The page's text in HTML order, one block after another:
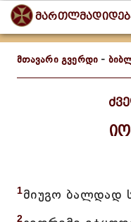
მთავარი გვერდი -
1მიუგო ბალდად
2